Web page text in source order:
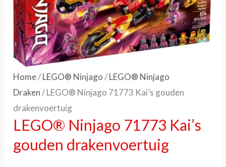
Home/LEGO® Ninjago/LEGO® Ninjago
Draken/ LEGO® Ninjago 71773 Kai’s gouden
drakenvoertuig
LEGO® Ninjago 71773 Kai’s
gouden drakenvoertuig